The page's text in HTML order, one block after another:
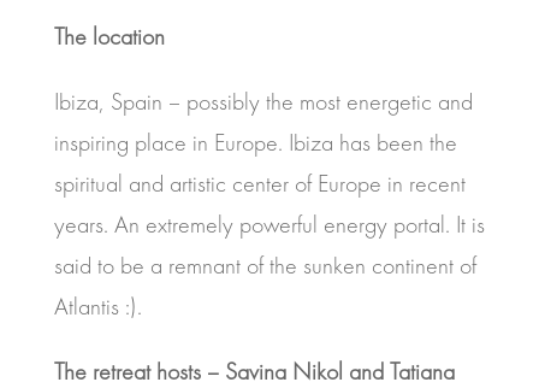
The location
Ibiza, Spain – possibly the most energetic and
inspiring place in Europe. Ibiza has been the
spiritual and artistic center of Europe in recent
years. An extremely powerful energy portal. It is
said to be a remnant of the sunken continent of
Atlantis :).
The retreat hosts – Savina Nikol and Tatiana